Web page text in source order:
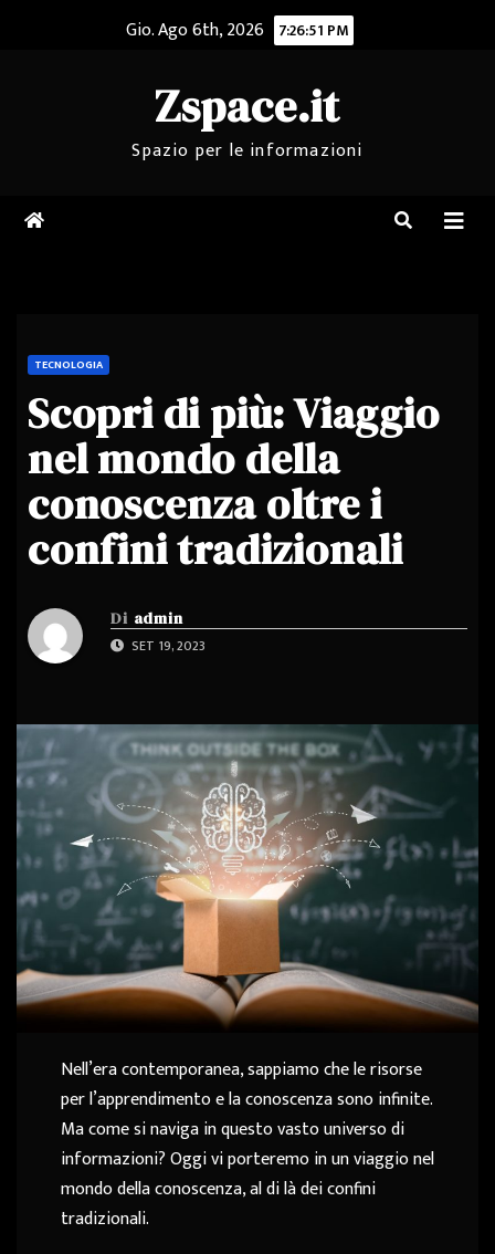
Gio. Ago 6th, 2026 7:26:51 PM
Zspace.it
Spazio per le informazioni
TECNOLOGIA
Scopri di più: Viaggio
nel mondo della
conoscenza oltre i
confini tradizionali
Di admin
SET 19, 2023
Nell’era contemporanea, sappiamo che le risorse
per l’apprendimento e la conoscenza sono infinite.
Ma come si naviga in questo vasto universo di
informazioni? Oggi vi porteremo in un viaggio nel
mondo della conoscenza, al di là dei confini
tradizionali.